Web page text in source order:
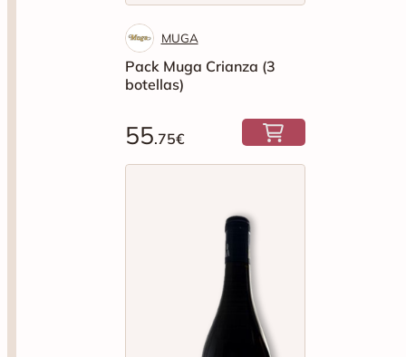
MUGA
Pack Muga Crianza (3
botellas)
55.75€